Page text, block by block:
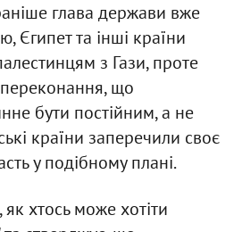
глава держави вже
Єгипет та інші країни
з Гази, проте
що
бути постійним, а не
країни заперечили своє
у подібному плані.
хтось може хотіти